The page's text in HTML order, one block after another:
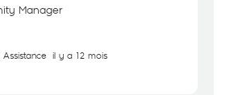
Manager
il y a 12 mois